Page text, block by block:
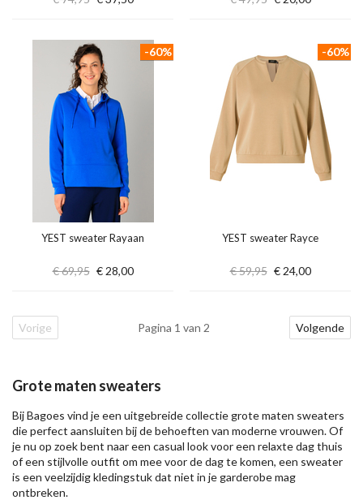
YEST sweater Rayaan
€ 69,95 € 28,00
-60%
YEST sweater Rayce
€ 59,95 € 24,00
-60%
Vorige Pagina 1 van 2 Volgende
Grote maten sweaters
Bij Bagoes vind je een uitgebreide collectie grote maten sweaters
die perfect aansluiten bij de behoeften van moderne vrouwen. Of
je nu op zoek bent naar een casual look voor een relaxte dag thuis
of een stijlvolle outfit om mee voor de dag te komen, een sweater
is een veelzijdig kledingstuk dat niet in je garderobe mag
ontbreken.